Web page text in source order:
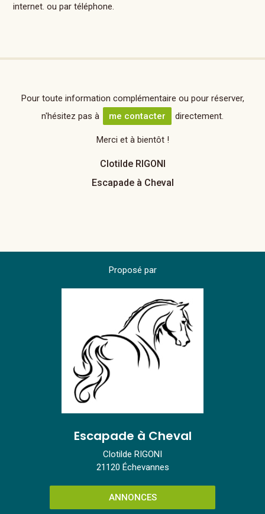
internet. ou par téléphone.
Pour toute information complémentaire ou pour réserver,
n'hésitez pas à
me contacter directement.
Merci et à bientôt !
Clotilde RIGONI
Escapade à Cheval
Proposé par
Escapade à Cheval
Clotilde RIGONI
21120 Échevannes
ANNONCES